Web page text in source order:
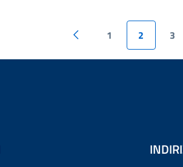
1 2 3